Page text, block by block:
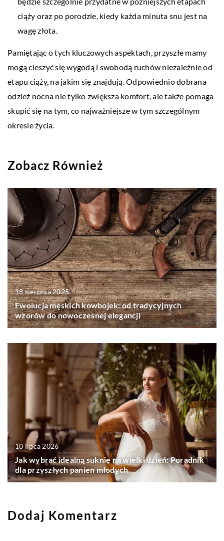
ciąży oraz po porodzie, kiedy każda minuta snu jest na
wagę złota.
Pamiętając o tych kluczowych aspektach, przyszłe mamy
mogą cieszyć się wygodą i swobodą ruchów niezależnie od
etapu ciąży, na jakim się znajdują. Odpowiednio dobrana
odzież nocna nie tylko zwiększa komfort, ale także pomaga
skupić się na tym, co najważniejsze w tym szczególnym
okresie życia.
Zobacz Również
18 sierpnia 2025
Ewolucja męskich kowbojek: od tradycyjnych
wzorów do nowoczesnej elegancji
10 lipca 2026
Jak wybrać idealną suknię na wielki dzień: Poradnik
dla przyszłych panien młodych
Dodaj Komentarz